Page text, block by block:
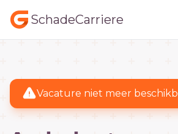
SchadeCarriere
Vacature niet meer